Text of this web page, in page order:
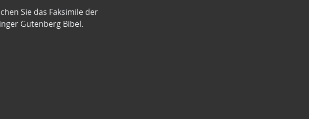
Sie das Faksimile der
Gutenberg Bibel.